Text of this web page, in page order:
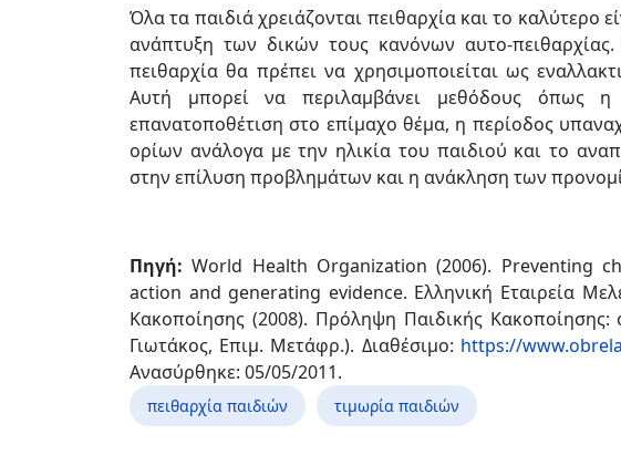
Όλα τα παιδιά χρειάζονται πειθαρχία και το καλύτερο
ανάπτυξη των δικών τους κανόνων αυτο-
πειθαρχία θα πρέπει να χρησιμοποιείται ως
Αυτή μπορεί να περιλαμβάνει μεθόδους όπως
επανατοποθέτιση στο επίμαχο θέμα, η περίοδος
ορίων ανάλογα με την ηλικία του παιδιού και το
στην επίλυση προβλημάτων και η ανάκληση των
Πηγή: World Health Organization (2006). Preventing
action and generating evidence. Ελληνική Εταιρεία
Κακοποίησης (2008). Πρόληψη Παιδικής
Γιωτάκος, Επιμ. Μετάφρ.). Διαθέσιμο: https://
Ανασύρθηκε: 05/05/2011.
πειθαρχία παιδιών τιμωρία παιδιών